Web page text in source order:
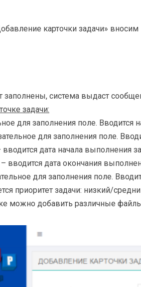
карточки задачи»
заполнены, система выдаст
задачи:
для заполнения поле. Вводится
для заполнения поле.
вводится дата начала выполнения
– вводится дата окончания
для заполнения поле.
приоритет задачи: низкий/
можно добавить различные